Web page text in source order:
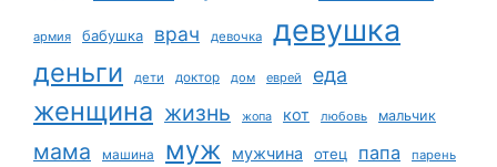
армия бабушка врач девочка девушка
деньги дети доктор дом еврей еда
женщина жизнь жопа кот любовь мальчик
мама машина муж мужчина отец папа парень